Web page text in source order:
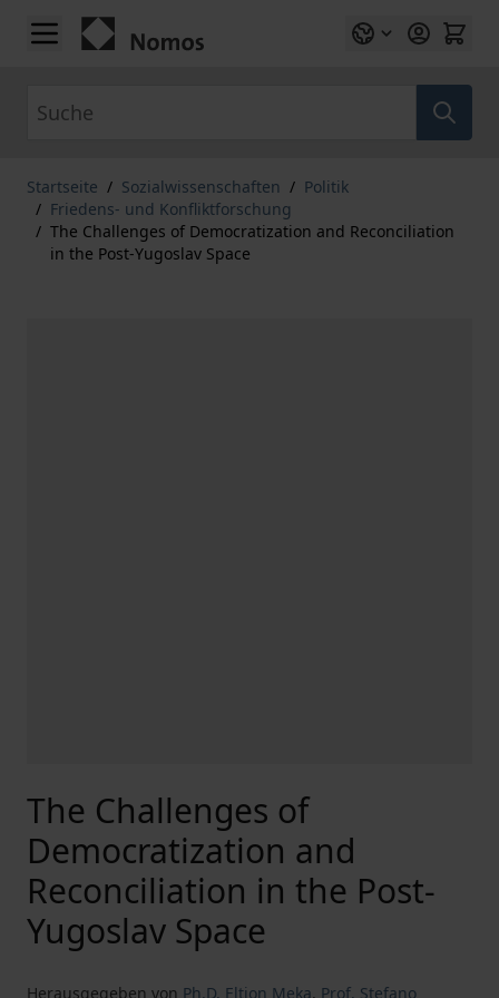
Zum Inhalt springen
Startseite / Sozialwissenschaften / Politik
/ Friedens- und Konfliktforschung
/ The Challenges of Democratization and Reconciliation
in the Post-Yugoslav Space
The Challenges of
Democratization and
Reconciliation in the Post-
Yugoslav Space
Herausgegeben von Ph.D. Eltion Meka, Prof. Stefano